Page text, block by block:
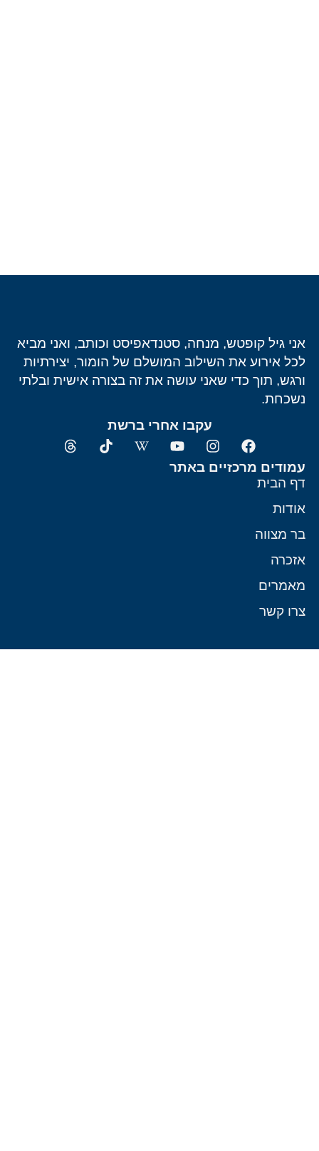
אני גיל קופטש, מנחה, סטנדאפיסט וכותב, ואני מביא
לכל אירוע את השילוב המושלם של הומור, יצירתיות
ורגש, תוך כדי שאני עושה את זה בצורה אישית ובלתי
נשכחת.
עקבו אחרי ברשת
עמודים מרכזיים באתר
דף הבית
אודות
בר מצווה
אזכרה
מאמרים
צרו קשר